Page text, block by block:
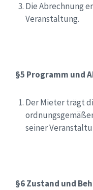
Die Abrechnung
Veranstaltung.
§5 Programm und
Der Mieter trägt
seiner
§6 Zustand und